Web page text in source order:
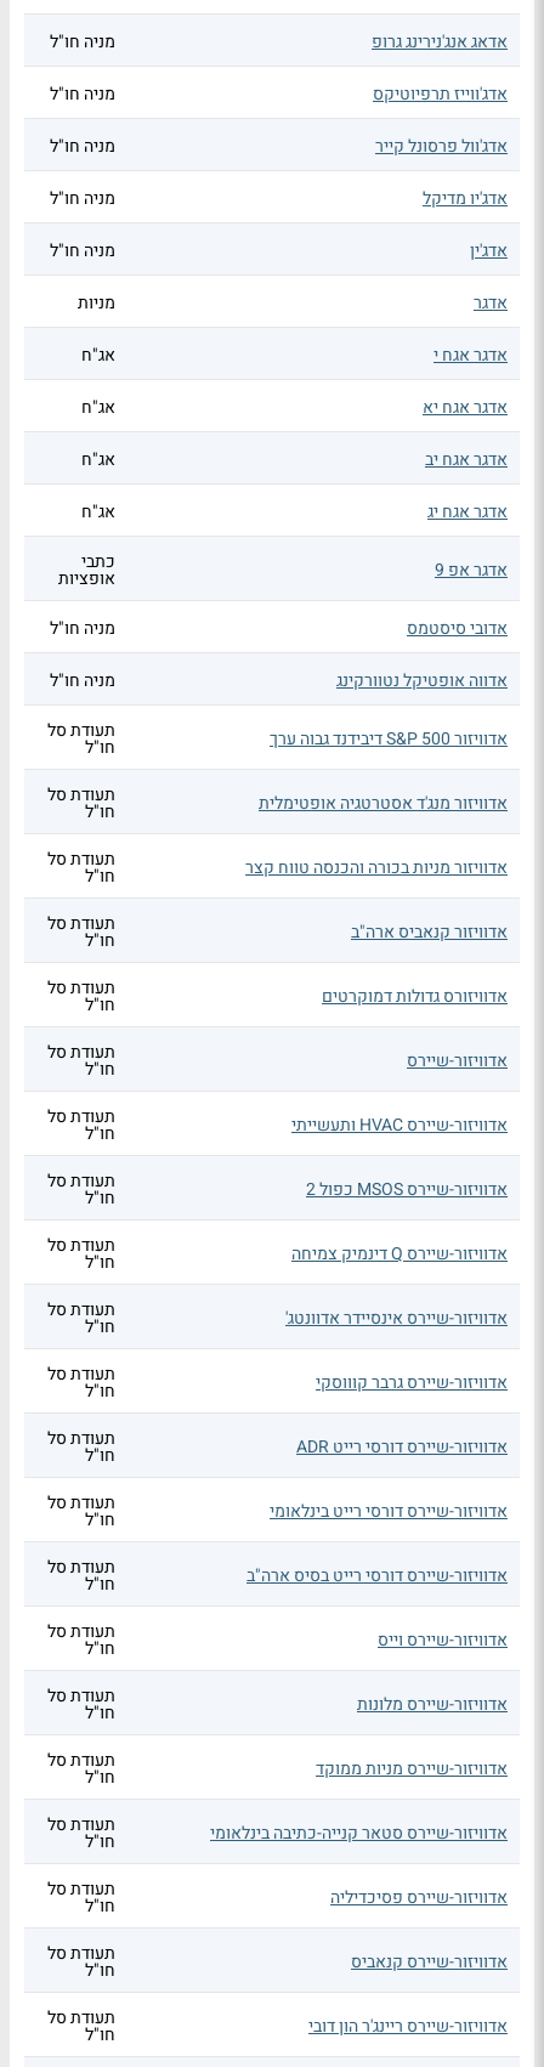
אדאג אנג'נירינג גרופ מניה חו"ל
אדג'ווייז תרפיוטיקס מניה חו"ל
אדג'וול פרסונל קייר מניה חו"ל
אדג'יו מדיקל מניה חו"ל
אדג'ין מניה חו"ל
אדגר מניות
אדגר אגח י אג"ח
אדגר אגח יא אג"ח
אדגר אגח יב אג"ח
אדגר אגח יג אג"ח
אדגר אפ 9 כתבי
אופציות
אדובי סיסטמס
מניה חו"ל
אדווה אופטיקל נטוורקינג מניה חו"ל
אדוויזור S&P 500 דיבידנד גבוה ערך תעודת סל
חו"ל
אדוויזור מנג'ד אסטרטגיה אופטימלית תעודת סל
חו"ל
אדוויזור מניות בכורה והכנסה טווח קצר תעודת סל
חו"ל
אדוויזור קנאביס ארה"ב תעודת סל
חו"ל
אדוויזורס גדולות דמוקרטים תעודת סל
חו"ל
אדוויזור-שיירס תעודת סל
חו"ל
אדוויזור-שיירס HVAC ותעשייתי תעודת סל
חו"ל
אדוויזור-שיירס MSOS כפול 2 תעודת סל
חו"ל
אדוויזור-שיירס Q דינמיק צמיחה תעודת סל
חו"ל
אדוויזור-שיירס אינסיידר אדוונטג' תעודת סל
חו"ל
אדוויזור-שיירס גרבר קוווסקי תעודת סל
חו"ל
אדוויזור-שיירס דורסי רייט ADR תעודת סל
חו"ל
אדוויזור-שיירס דורסי רייט בינלאומי תעודת סל
חו"ל
אדוויזור-שיירס דורסי רייט בסיס ארה"ב תעודת סל
חו"ל
אדוויזור-שיירס וייס תעודת סל
חו"ל
אדוויזור-שיירס מלונות תעודת סל
חו"ל
אדוויזור-שיירס מניות ממוקד תעודת סל
חו"ל
אדוויזור-שיירס סטאר קנייה-כתיבה בינלאומי תעודת סל
חו"ל
אדוויזור-שיירס פסיכדיליה תעודת סל
חו"ל
אדוויזור-שיירס קנאביס תעודת סל
חו"ל
אדוויזור-שיירס ריינג'ר הון דובי תעודת סל
חו"ל